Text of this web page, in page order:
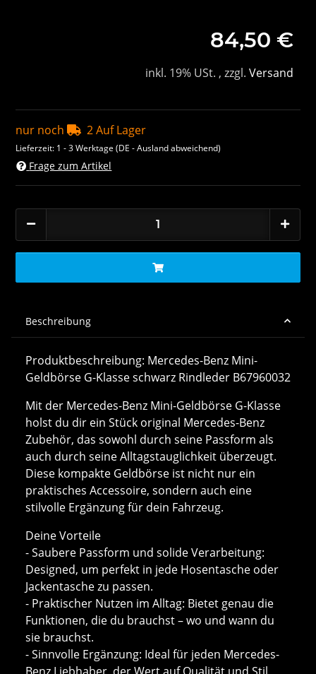
84,50 €
inkl. 19% USt. , zzgl. Versand
nur noch 2 Auf Lager
Lieferzeit: 1 - 3 Werktage(DE - Ausland abweichend)
Frage zum Artikel
Beschreibung
Produktbeschreibung: Mercedes-Benz Mini-
Geldbörse G-Klasse schwarz Rindleder B67960032
Mit der Mercedes-Benz Mini-Geldbörse G-Klasse
holst du dir ein Stück original Mercedes-Benz
Zubehör, das sowohl durch seine Passform als
auch durch seine Alltagstauglichkeit überzeugt.
Diese kompakte Geldbörse ist nicht nur ein
praktisches Accessoire, sondern auch eine
stilvolle Ergänzung für dein Fahrzeug.
Deine Vorteile
- Saubere Passform und solide Verarbeitung:
Designed, um perfekt in jede Hosentasche oder
Jackentasche zu passen.
- Praktischer Nutzen im Alltag: Bietet genau die
Funktionen, die du brauchst – wo und wann du
sie brauchst.
- Sinnvolle Ergänzung: Ideal für jeden Mercedes-
Benz Liebhaber, der Wert auf Qualität und Stil